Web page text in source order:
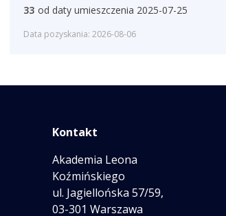
33 od daty umieszczenia 2025-07-25
Data pozyskania: 2026-08-06
Kontakt
Akademia Leona
Koźmińskiego
ul. Jagiellońska 57/59,
03-301 Warszawa